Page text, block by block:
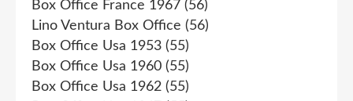
Box Office France 1967 (56)
Lino Ventura Box Office (56)
Box Office Usa 1953 (55)
Box Office Usa 1960 (55)
Box Office Usa 1962 (55)